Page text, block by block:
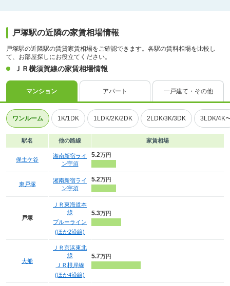
戸塚駅の近隣の家賃相場情報
戸塚駅の近隣駅の賃貸家賃相場をご確認できます。各駅の賃料相場を比較し
て、お部屋探しにお役立てください。
ＪＲ横須賀線の家賃相場情報
マンション アパート 一戸建て・その他
ワンルーム 1K/1DK 1LDK/2K/2DK 2LDK/3K/3DK 3LDK/4K
駅名 他の路線 家賃相場
保土ケ谷
湘南新宿ライ
ン宇須
5.2万円
東戸塚
湘南新宿ライ
ン宇須
5.2万円
戸塚
ＪＲ東海道本
線
ブルーライン
(ほか2沿線)
5.3万円
大船
ＪＲ京浜東北
線
ＪＲ根岸線
(ほか4沿線)
5.7万円